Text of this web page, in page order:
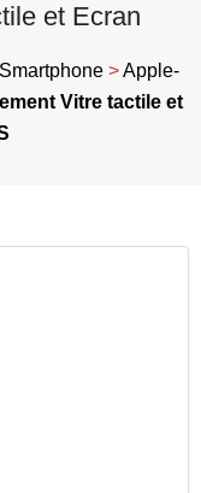
et Ecran
Smartphone>Apple-
Vitre tactile et